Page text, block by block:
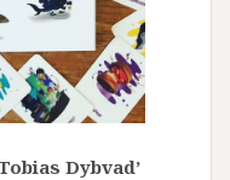
Dybvad’